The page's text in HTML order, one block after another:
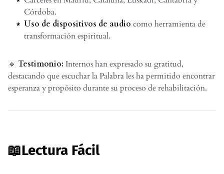
Córdoba.
Uso de dispositivos de audio como herramienta de
transformación espiritual.
🔹 Testimonio: Internos han expresado su gratitud,
destacando que escuchar la Palabra les ha permitido encontrar
esperanza y propósito durante su proceso de rehabilitación.
📖Lectura Fácil